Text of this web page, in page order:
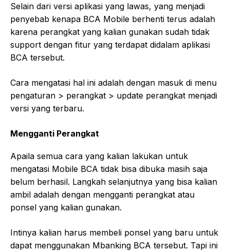
Selain dari versi aplikasi yang lawas, yang menjadi
penyebab kenapa BCA Mobile berhenti terus adalah
karena perangkat yang kalian gunakan sudah tidak
support dengan fitur yang terdapat didalam aplikasi
BCA tersebut.
Cara mengatasi hal ini adalah dengan masuk di menu
pengaturan > perangkat > update perangkat menjadi
versi yang terbaru.
Mengganti Perangkat
Apaila semua cara yang kalian lakukan untuk
mengatasi Mobile BCA tidak bisa dibuka masih saja
belum berhasil. Langkah selanjutnya yang bisa kalian
ambil adalah dengan mengganti perangkat atau
ponsel yang kalian gunakan.
Intinya kalian harus membeli ponsel yang baru untuk
dapat menggunakan Mbanking BCA tersebut. Tapi ini